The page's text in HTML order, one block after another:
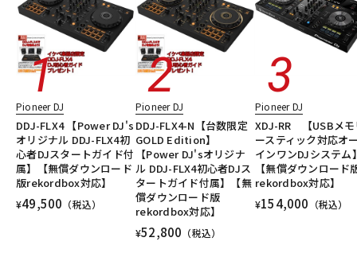
アンプ エフェクター
DTM オンライン納品 レコーディング機器
配信/ライブ機器 楽器アクセサリ
Pioneer DJ
DDJ-FLX4 【Power DJ's
オリジナル DDJ-FLX4初
心者DJスタートガイド付
属】【無償ダウンロード
版rekordbox対応】
¥49,500 （税込）
Pioneer DJ
DDJ-FLX4-N【台数限定
GOLD Edition】
【Power DJ'sオリジナ
ル DDJ-FLX4初心者DJス
タートガイド付属】【無
償ダウンロード版
rekordbox対応】
¥52,800 （税込）
Pioneer DJ
XDJ-RR 【USBメモ
ースティック対応オ
インワンDJシステム
【無償ダウンロード
rekordbox対応】
¥154,000 （税込）